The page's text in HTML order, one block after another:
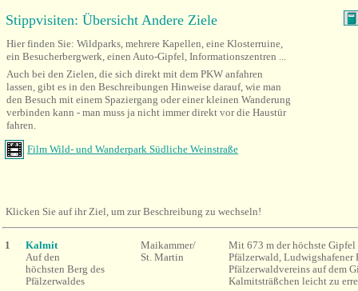
Stippvisiten: Übersicht Andere Ziele
Hier finden Sie: Wildparks, mehrere Kapellen, eine Klosterruine,
ein Besucherbergwerk, einen Auto-Gipfel, Informationszentren ...
Auch bei den Zielen, die sich direkt mit dem PKW anfahren
lassen, gibt es in den Beschreibungen Hinweise darauf, wie man
den Besuch mit einem Spaziergang oder einer kleinen Wanderung
verbinden kann - man muss ja nicht immer direkt vor die Haustür
fahren.
Film Wild- und Wanderpark Südliche Weinstraße
Klicken Sie auf ihr Ziel, um zur Beschreibung zu wechseln!
1
Kalmit
Auf den
höchsten Berg des
Pfälzerwaldes
Maikammer/
St. Martin
Mit 673 m der höchste
Pfälzerwald, Ludwigshafener
Pfälzerwaldvereins auf dem
Kalmitsträßchen leicht zu